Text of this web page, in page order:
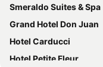
Smeraldo Suites & Spa
Grand Hotel Don Juan
Hotel Carducci
Hotel Petite Fleur